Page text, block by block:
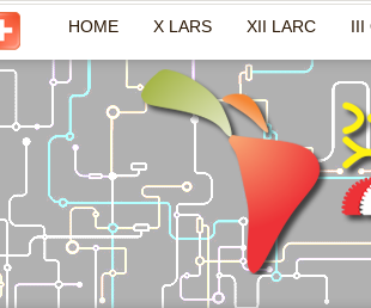
HOME X LARS XII LARC III